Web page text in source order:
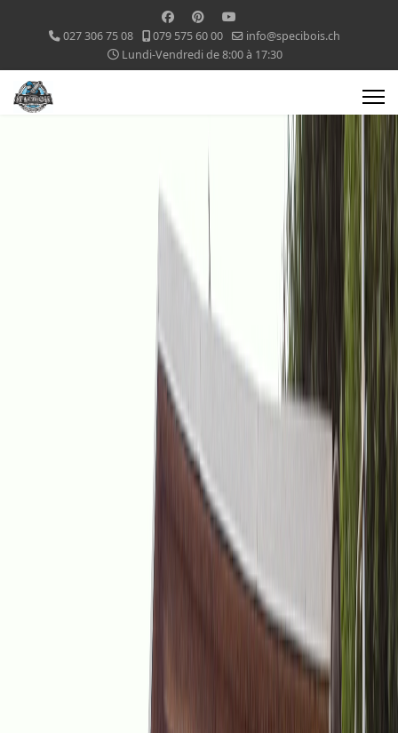
027 306 75 08 079 575 60 00
info@specibois.ch
Lundi-Vendredi de 8:00 à 17:30